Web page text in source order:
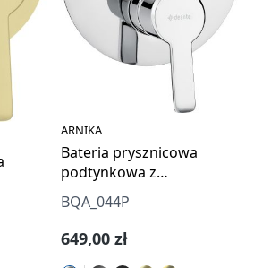
ARNIKA
Bateria prysznicowa
podtynkowa z
przełącznikiem natrysku
BQA_044P
Cena regularna:
649,00 zł